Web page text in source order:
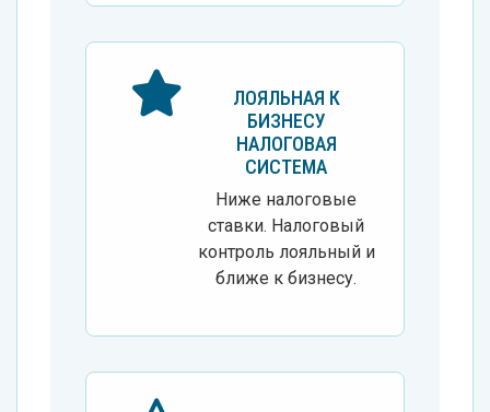
ЛОЯЛЬНАЯ К
БИЗНЕСУ
НАЛОГОВАЯ
СИСТЕМА
Ниже налоговые
ставки. Налоговый
контроль лояльный и
ближе к бизнесу.